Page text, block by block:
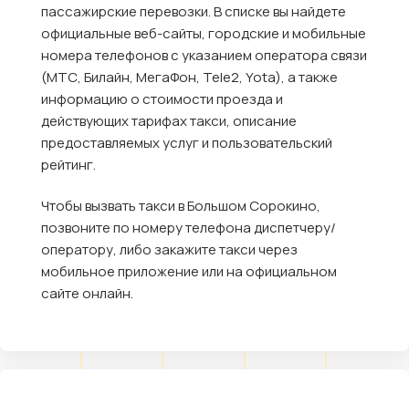
пассажирские перевозки. В списке вы найдете
официальные веб-сайты, городские и мобильные
номера телефонов с указанием оператора связи
(МТС, Билайн, МегаФон, Tele2, Yota), а также
информацию о стоимости проезда и
действующих тарифах такси, описание
предоставляемых услуг и пользовательский
рейтинг.
Чтобы вызвать такси в Большом Сорокино,
позвоните по номеру телефона диспетчеру/
оператору, либо закажите такси через
мобильное приложение или на официальном
сайте онлайн.